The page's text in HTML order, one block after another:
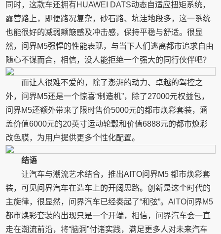
同时，这款车还拥有HUAWEI DATS动态自适应扭矩系统，
露营路上，即便路况复杂，砂石路、坑洼地段多，这一系统
也能很好的减弱颠簸感及冲击感，保持平稳与舒适。很显
然，问界M5强悍的性能表现，与当下人们逃离都市追求自由
随心不谋而合，相信，没人能拒绝一个强大的同行伙伴吧？
而让人很难不爱的，除了澎湃的动力、卓越的驾控之
外，问界M5还是一个惊喜“制造机”，除了27000元权益包，
问界M5还额外带来了限时售价5000元的都市焕彩套装，涵
盖价值6000元的20英寸运动轮毂和价值6888元的都市焕彩
改色膜，为用户提供更多个性化配置。
结语
让汽车与潮流艺术结合，推出AITO问界M5 都市焕彩套
装，可见问界汽车在造车上的开阔思路。创新是这个时代的
主旋律，很显然，问界汽车已经奏起了“和弦”。AITO问界M5
都市焕彩套装的出现只是一个开端，相信，问界汽车会一直
走在潮流前沿，将“脑洞”付诸实践，满足更多人对未来汽车